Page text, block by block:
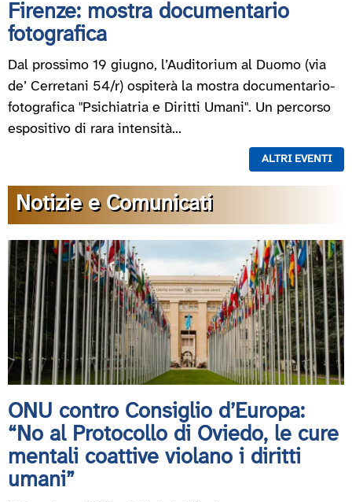
Firenze: mostra documentario
fotografica
Dal prossimo 19 giugno, l’Auditorium al Duomo (via
de’ Cerretani 54/r) ospiterà la mostra documentario-
fotografica "Psichiatria e Diritti Umani". Un percorso
espositivo di rara intensità...
ALTRI EVENTI
Notizie e Comunicati
ONU contro Consiglio d’Europa:
“No al Protocollo di Oviedo, le cure
mentali coattive violano i diritti
umani”